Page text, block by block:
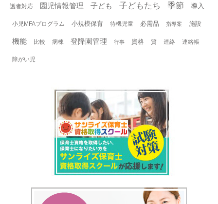
護者対応 園児情報管理 子ども 子どもたち 季節 導入
小児MFAプログラム 小規模保育 待機児童 必需品 指導案 施設
機能 比較 病棟 登降園管理 行事 資格 質 連絡 連絡帳
障がい児